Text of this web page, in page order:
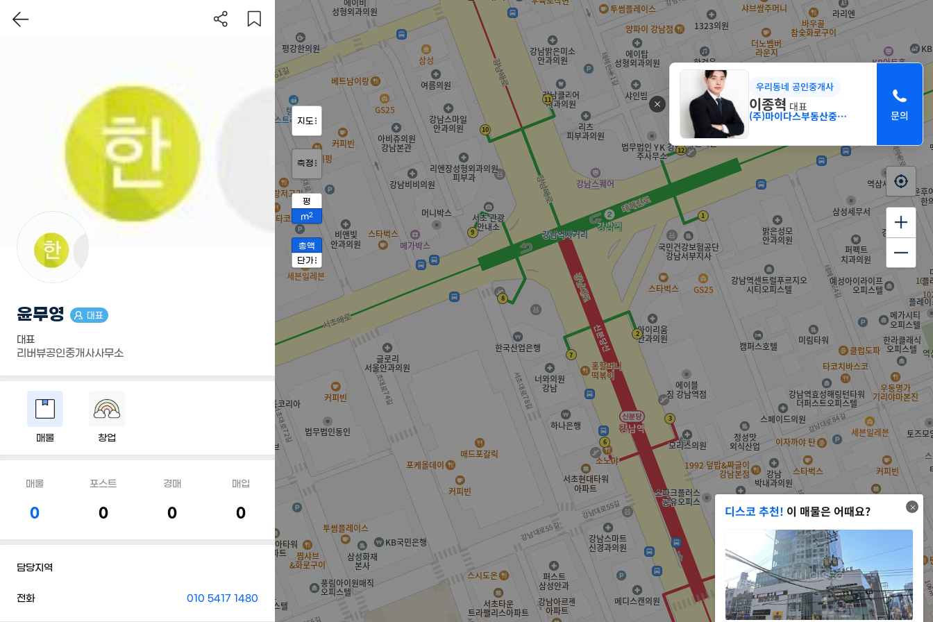
디스코 추천! 이 매물은 어때요?
우리동네 공인중개사
이종혁 대표
(주)마이다스부동산중개법인 서초
지도
측정
평
m2
총액
단가
윤무영 대표
대표
리버뷰공인중개사사무소
매물 창업
매물
0
포스트
0
경매
0
매입
0
담당지역
전화 010 5417 1480